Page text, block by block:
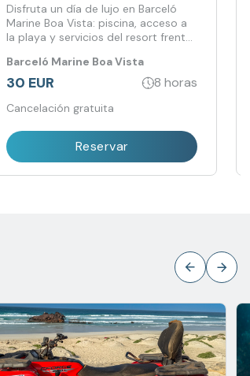
Disfruta un día de lujo en Barceló
Marine Boa Vista: piscina, acceso a
la playa y servicios del resort frente
Barceló Marine Boa Vista
30 EUR 8 horas
Cancelación gratuita
Reservar